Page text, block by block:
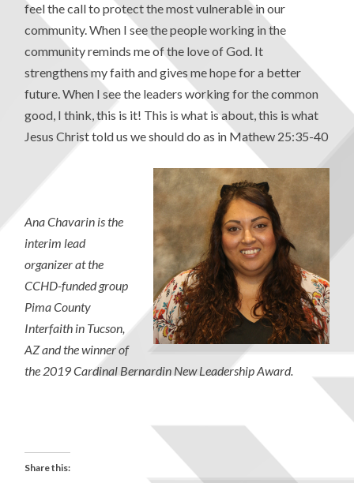
feel the call to protect the most vulnerable in our
community. When I see the people working in the
community reminds me of the love of God. It
strengthens my faith and gives me hope for a better
future. When I see the leaders working for the common
good, I think, this is it! This is what is about, this is what
Jesus Christ told us we should do as in Mathew 25:35-40
Ana Chavarin is the
interim lead
organizer at the
CCHD-funded group
Pima County
Interfaith in Tucson,
AZand the winner of
the 2019Cardinal Bernardin New Leadership Award.
Share this: